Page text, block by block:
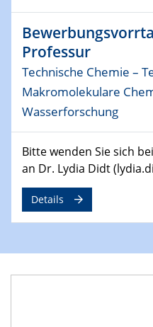
MAT4HY․NRW
Symposium
30.04.2024
SFB 1242 Kolloquium
"Integrated Quantum Dot
SFB/TRR 270
Mikrostruktur-Design in
auf Übergang auf
07.05.2024
"Thermal relaxation
Professur
Technische Chemie –
Makromolekulare
Wasserforschung
Bitte wenden Sie sich
an Dr. Lydia Didt
Details